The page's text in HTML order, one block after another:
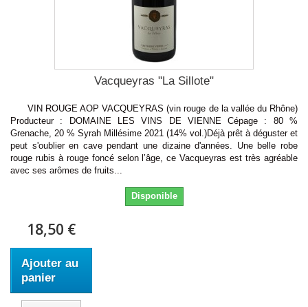
Vacqueyras "La Sillote"
VIN ROUGE AOP VACQUEYRAS (vin rouge de la vallée du Rhône)
Producteur : DOMAINE LES VINS DE VIENNE Cépage : 80 %
Grenache, 20 % Syrah Millésime 2021 (14% vol.)Déjà prêt à déguster et
peut s'oublier en cave pendant une dizaine d'années. Une belle robe
rouge rubis à rouge foncé selon l’âge, ce Vacqueyras est très agréable
avec ses arômes de fruits...
Disponible
18,50 €
Ajouter au
panier